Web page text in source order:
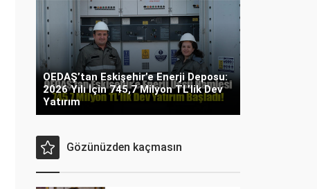
OEDAŞ’tan Eskişehir’e Enerji Deposu:
2026 Yılı İçin 745,7 Milyon TL’lik Dev
Yatırım
Gözünüzden kaçmasın